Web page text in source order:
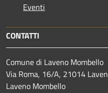
Eventi
CONTATTI
Comune di Laveno Mombello
Via Roma, 16/A, 21014
Laveno Mombello